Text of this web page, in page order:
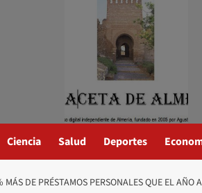
Ciencia Salud Deportes
DE PRÉSTAMOS PERSONALES QUE EL AÑO